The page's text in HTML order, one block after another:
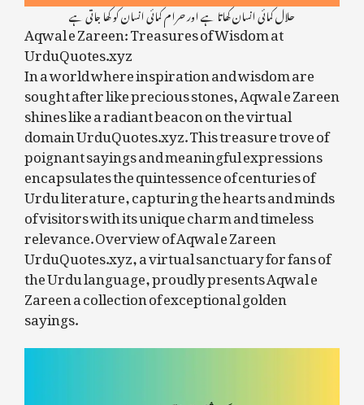
حلال کمائی انسان کھاتا ہے اور حرام کمائی انسان کو کھا جاتی ہے
Aqwal e Zareen: Treasures of Wisdom at
UrduQuotes.xyz
In a world where inspiration and wisdom are
sought after like precious stones, Aqwal e Zareen
shines like a radiant beacon on the virtual
domain UrduQuotes.xyz. This treasure trove of
poignant sayings and meaningful expressions
encapsulates the quintessence of centuries of
Urdu literature, capturing the hearts and minds
of visitors with its unique charm and timeless
relevance. Overview of Aqwal e Zareen
UrduQuotes.xyz, a virtual sanctuary for fans of
the Urdu language, proudly presents Aqwal e
Zareen a collection of exceptional golden
sayings.